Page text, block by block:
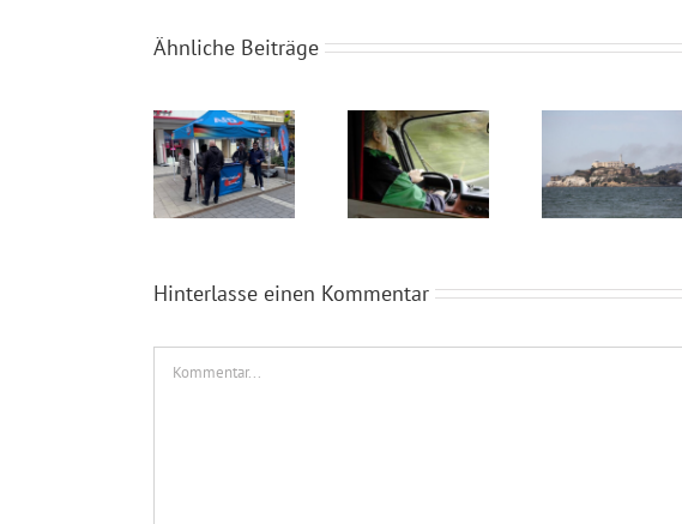
Ähnliche Beiträge
Hinterlasse einen Kommentar